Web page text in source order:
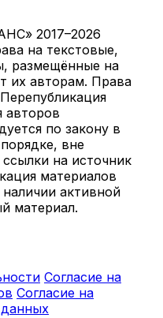
2017–2026
на текстовые,
размещённые на
их авторам. Права
авторов
по закону в
вне
на источник
материалов
активной
материал.
Согласие на
Согласие на